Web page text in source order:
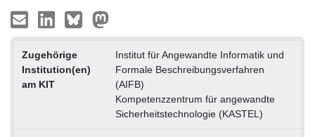
Zugehörige
Institution(en)
am KIT
Institut für Angewandte Informatik und
Formale Beschreibungsverfahren
(AIFB)
Kompetenzzentrum für angewandte
Sicherheitstechnologie (KASTEL)